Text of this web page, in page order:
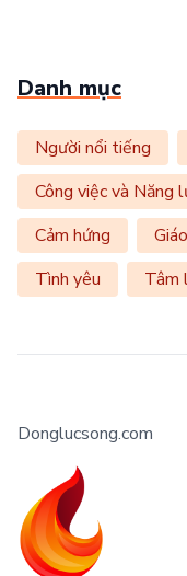
Danh mục
Người nổi tiếng
Công việc và Năng
Cảm hứng
Tình yêu
Tâm
Donglucsong.com